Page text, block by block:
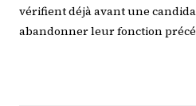
vérifient déjà avant une
abandonner leur fonction